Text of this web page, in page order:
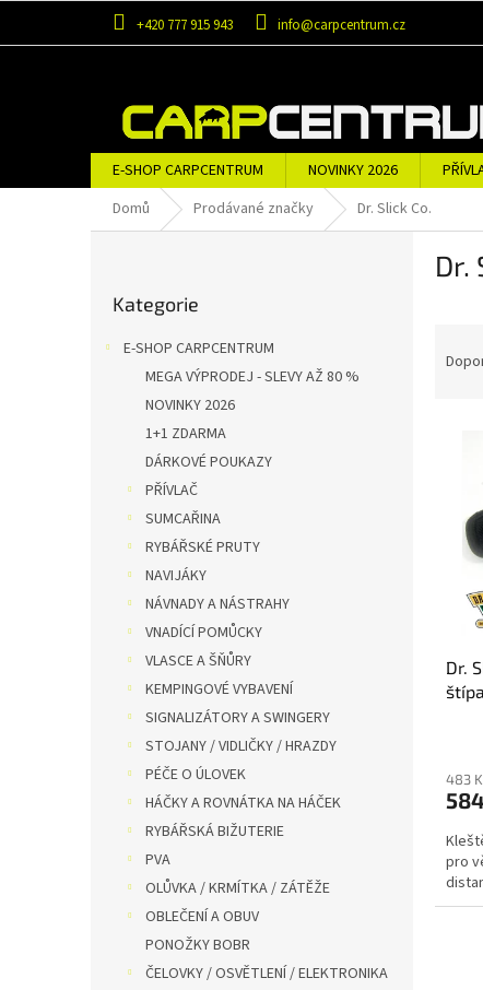
obsah
+420 777 915 943 info@carpcentrum.cz
E-SHOP CARPCENTRUM NOVINKY 2026
OBLEČENÍ A OBUV
ZNAČKY
Domů Prodávané značky Dr. Slick Co.
kategorie
Kategorie
E-SHOP CARPCENTRUM
MEGA VÝPRODEJ - SLEVY AŽ 80 %
NOVINKY 2026
1+1 ZDARMA
DÁRKOVÉ POUKAZY
PŘÍVLAČ
SUMCAŘINA
RYBÁŘSKÉ PRUTY
NAVIJÁKY
NÁVNADY A NÁSTRAHY
VNADÍCÍ POMŮCKY
VLASCE A ŠŇŮRY
KEMPINGOVÉ VYBAVENÍ
SIGNALIZÁTORY A SWINGERY
STOJANY / VIDLIČKY / HRAZDY
PÉČE O ÚLOVEK
HÁČKY A ROVNÁTKA NA HÁČEK
RYBÁŘSKÁ BIŽUTERIE
PVA
OLŮVKA / KRMÍTKA / ZÁTĚŽE
OBLEČENÍ A OBUV
PONOŽKY BOBR
ČELOVKY / OSVĚTLENÍ / ELEKTRONIKA
Dr.
Dr.
483
pro